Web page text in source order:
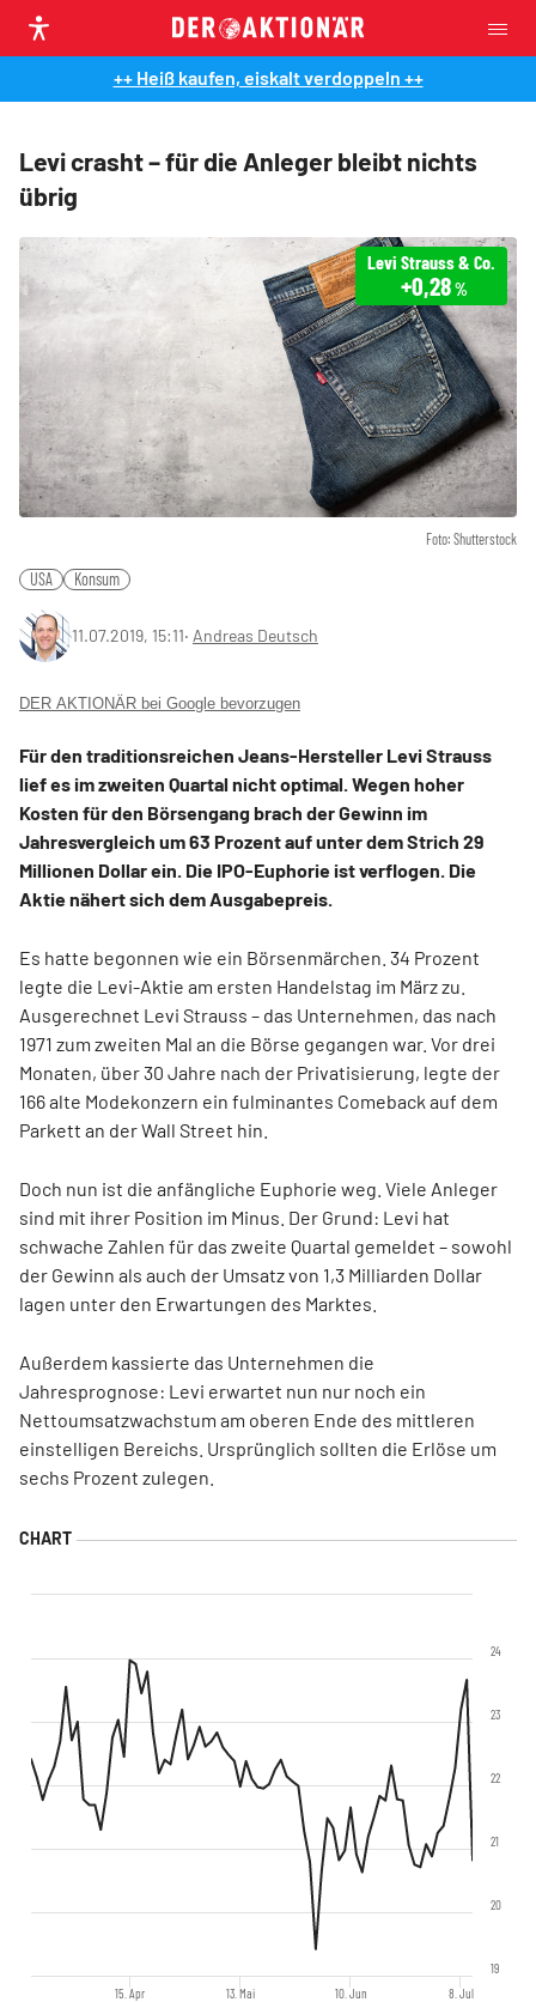
++ Heiß kaufen, eiskalt verdoppeln ++
Levi crasht – für die Anleger bleibt nichts
übrig
Foto: Shutterstock
Levi Strauss & Co.
+0,28 %
USA Konsum
11.07.2019, 15:11‧ Andreas Deutsch
DER AKTIONÄR bei Google bevorzugen
Für den traditionsreichen Jeans-Hersteller Levi Strauss
lief es im zweiten Quartal nicht optimal. Wegen hoher
Kosten für den Börsengang brach der Gewinn im
Jahresvergleich um 63 Prozent auf unter dem Strich 29
Millionen Dollar ein. Die IPO-Euphorie ist verflogen. Die
Aktie nähert sich dem Ausgabepreis.
Es hatte begonnen wie ein Börsenmärchen. 34 Prozent
legte die Levi-Aktie am ersten Handelstag im März zu.
Ausgerechnet Levi Strauss – das Unternehmen, das nach
1971 zum zweiten Mal an die Börse gegangen war. Vor drei
Monaten, über 30 Jahre nach der Privatisierung, legte der
166 alte Modekonzern ein fulminantes Comeback auf dem
Parkett an der Wall Street hin.
Doch nun ist die anfängliche Euphorie weg. Viele Anleger
sind mit ihrer Position im Minus. Der Grund: Levi hat
schwache Zahlen für das zweite Quartal gemeldet – sowohl
der Gewinn als auch der Umsatz von 1,3 Milliarden Dollar
lagen unter den Erwartungen des Marktes.
Außerdem kassierte das Unternehmen die
Jahresprognose: Levi erwartet nun nur noch ein
Nettoumsatzwachstum am oberen Ende des mittleren
einstelligen Bereichs. Ursprünglich sollten die Erlöse um
sechs Prozent zulegen.
15. Apr 13. Mai 10. Jun 8. Jul
19
20
21
22
23
24